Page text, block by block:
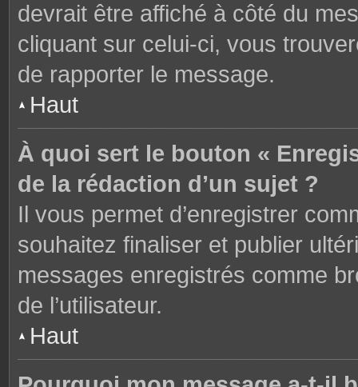
devrait être affiché à côté du
cliquant sur celui-ci, vous
de rapporter le message.
Haut
À quoi sert le bouton «
de la rédaction d’un sujet ?
Il vous permet d’enregistrer
souhaitez finaliser et publier
messages enregistrés comme
de l’utilisateur.
Haut